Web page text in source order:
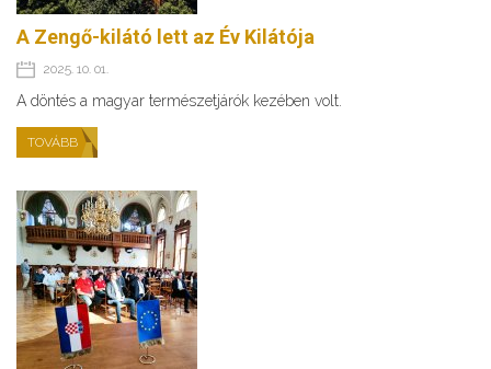
A Zengő-kilátó lett az Év Kilátója
2025. 10. 01.
A döntés a magyar természetjárók kezében volt.
TOVÁBB